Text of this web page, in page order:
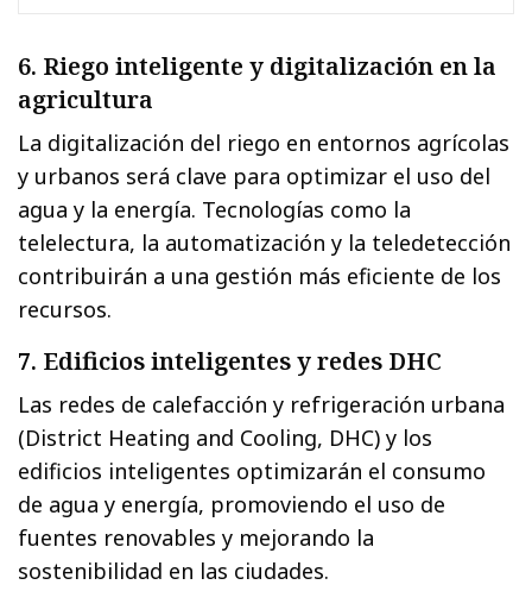
6. Riego inteligente y digitalización en la
agricultura
La digitalización del riego en entornos agrícolas
y urbanos será clave para optimizar el uso del
agua y la energía. Tecnologías como la
telelectura, la automatización y la teledetección
contribuirán a una gestión más eficiente de los
recursos.
7. Edificios inteligentes y redes DHC
Las redes de calefacción y refrigeración urbana
(District Heating and Cooling, DHC) y los
edificios inteligentes optimizarán el consumo
de agua y energía, promoviendo el uso de
fuentes renovables y mejorando la
sostenibilidad en las ciudades.